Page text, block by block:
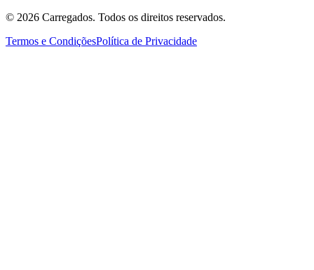
© 2026 Carregados. Todos os direitos reservados.
Termos e CondiçõesPolítica de Privacidade